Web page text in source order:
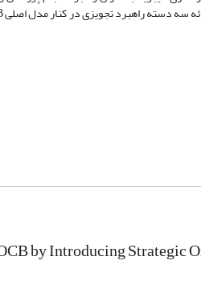
by Introducing